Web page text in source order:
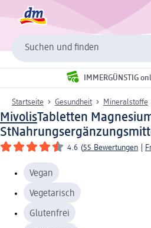
Suchen und finden
IMMERGÜNSTIG
Startseite Gesundheit Mineralstoffe
MivolisTabletten
St
4.6 (55 Bewertungen
Vegan
Vegetarisch
Glutenfrei